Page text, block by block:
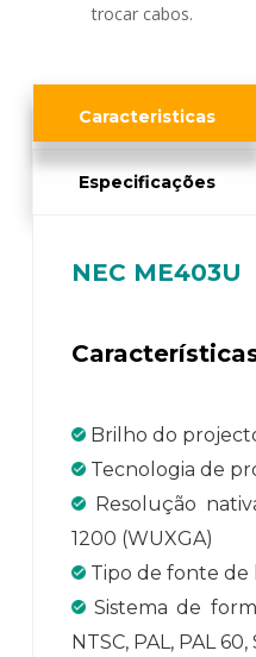
trocar cabos.
Caracteristicas
Especificações
NEC ME403U
Brilho do
Tecnologia de
Resolução
1200 (WUXGA)
Tipo de fonte de
Sistema de
NTSC, PAL, PAL 60,